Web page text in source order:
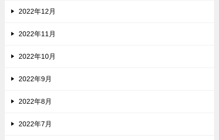
2022年12月
2022年11月
2022年10月
2022年9月
2022年8月
2022年7月